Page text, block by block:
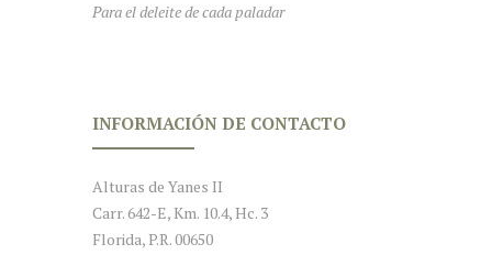
Para el deleite de cada paladar
INFORMACIÓN DE CONTACTO
Alturas de Yanes II
Carr. 642-E, Km. 10.4, Hc. 3
Florida, P.R. 00650